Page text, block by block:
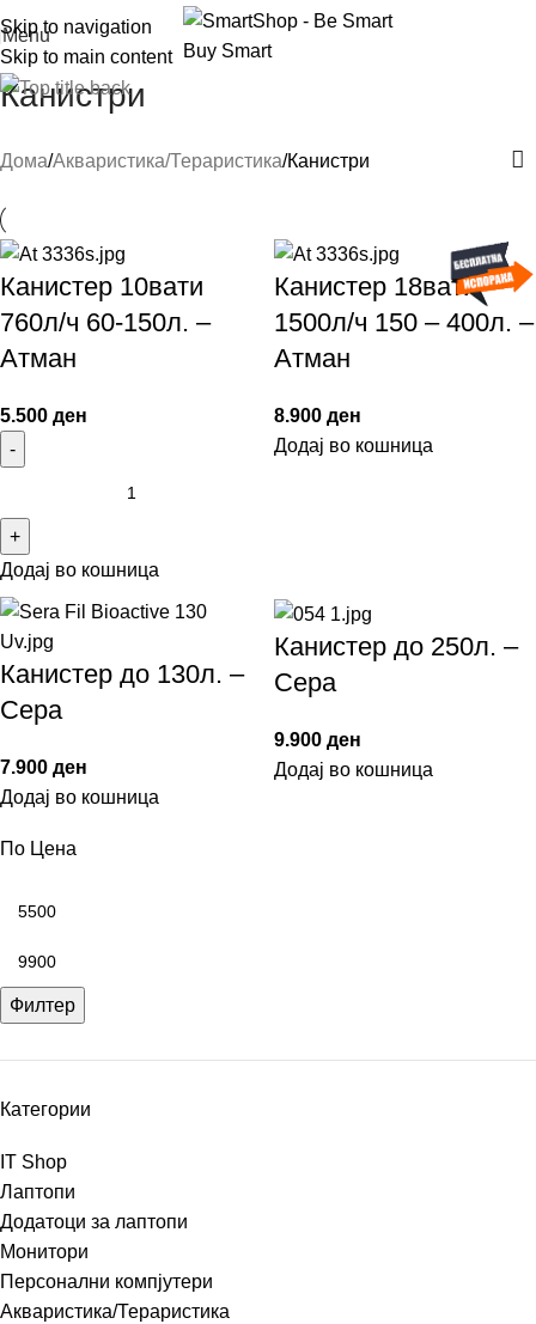
Skip to navigation
Skip to main content
Menu
Канистри
По Цена
Филтер
Категории
IT Shop
Лаптопи
Додатоци за лаптопи
Монитори
Персонални компјутери
Акваристика/Тераристика
Дома Акваристика/Тераристика Канистри
Канистер 10вати
760л/ч 60-150л. –
Атман
5.500 ден
Додај во кошница
Канистер 18вати
1500л/ч 150 – 400л. –
Атман
8.900 ден
Додај во кошница
Канистер до 130л. –
Сера
7.900 ден
Додај во кошница
Канистер до 250л. –
Сера
9.900 ден
Додај во кошница